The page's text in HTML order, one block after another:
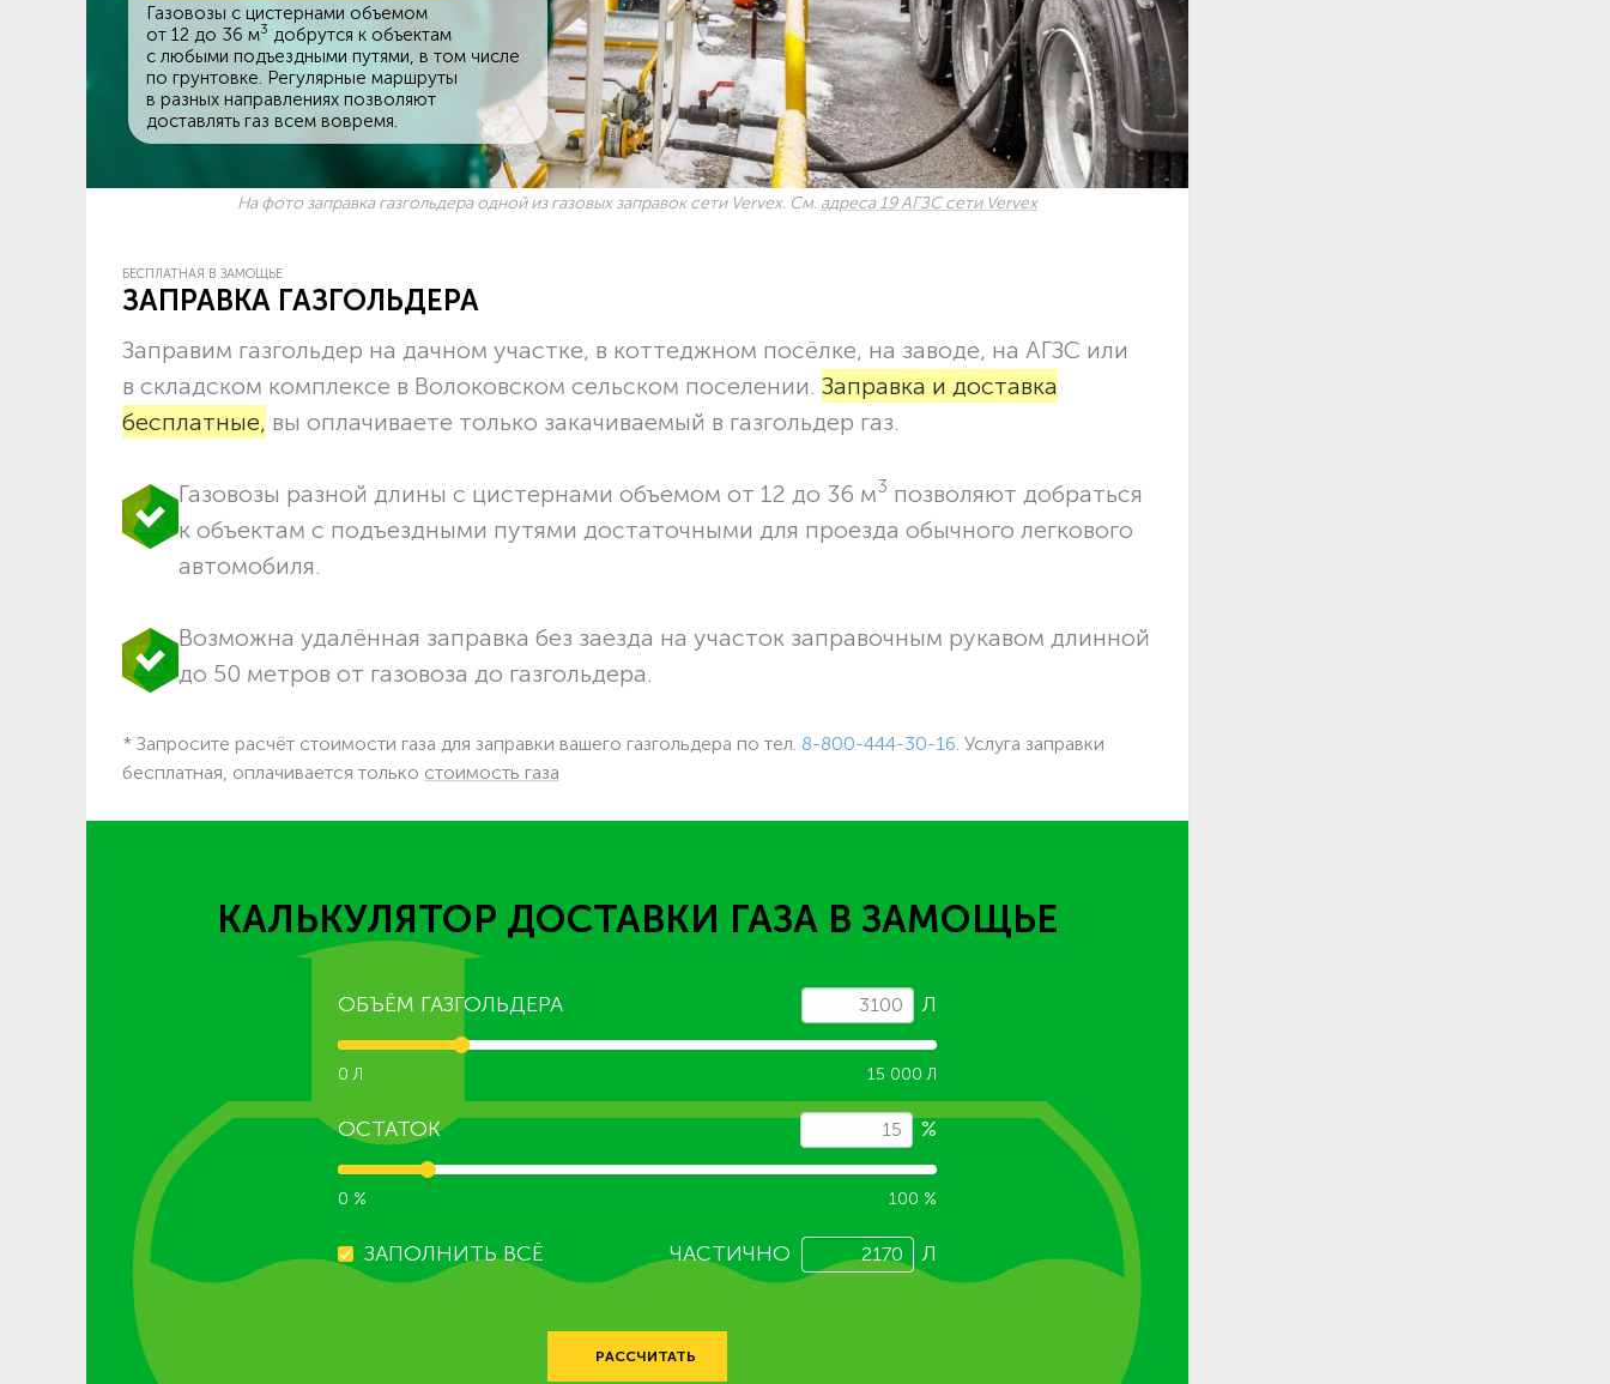
Газовозы с цистернами объемом
от 12 до 36 м3 добрутся к объектам
c любыми подъездными путями, в том числе
по грунтовке. Регулярные маршруты
в разных направлениях позволяют
доставлять газ всем вовремя.
На фото заправка газгольдера одной из газовых заправок сети Vervex. См. адреса 19 АГЗС сети Vervex
БЕСПЛАТНАЯ В ЗАМОЩЬЕ
ЗАПРАВКА ГАЗГОЛЬДЕРА
Заправим газгольдер на дачном участке, в коттеджном посёлке, на заводе, на АГЗС или
в складском комплексе в Волоковском сельском поселении. Заправка и доставка
бесплатные, вы оплачиваете только закачиваемый в газгольдер газ.
Газовозы разной длины с цистернами объемом от 12 до 36 м3 позволяют добраться
к объектам c подъездными путями достаточными для проезда обычного легкового
автомобиля.
Возможна удалённая заправка без заезда на участок заправочным рукавом длинной
до 50 метров от газовоза до газгольдера.
* Запросите расчёт стоимости газа для заправки вашего газгольдера по тел. 8-800-444-30-16. Услуга заправки
бесплатная, оплачивается только стоимость газа
КАЛЬКУЛЯТОР ДОСТАВКИ ГАЗА В ЗАМОЩЬЕ
ОБЪЁМ ГАЗГОЛЬДЕРА Л
0 Л 15 000 Л
ОСТАТОК %
0 % 100 %
ЗАПОЛНИТЬ ВСЁ ЧАСТИЧНО Л
РАССЧИТАТЬ